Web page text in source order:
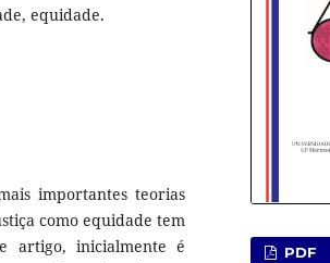
equidade.
importantes teorias
como equidade tem
artigo, inicialmente é
PDF